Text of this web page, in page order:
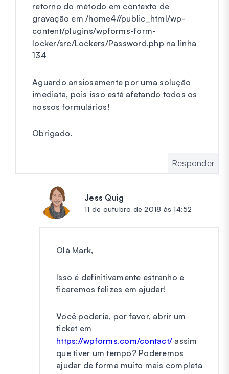
retorno do método em contexto de
gravação em /home4//public_html/wp-
content/plugins/wpforms-form-
locker/src/Lockers/Password.php na linha
134
Aguardo ansiosamente por uma solução
imediata, pois isso está afetando todos os
nossos formulários!
Obrigado.
Responder
Jess Quig
11 de outubro de 2018 às 14:52
Olá Mark,
Isso é definitivamente estranho e
ficaremos felizes em ajudar!
Você poderia, por favor, abrir um
ticket em
https://wpforms.com/contact/ assim
que tiver um tempo? Poderemos
ajudar de forma muito mais completa